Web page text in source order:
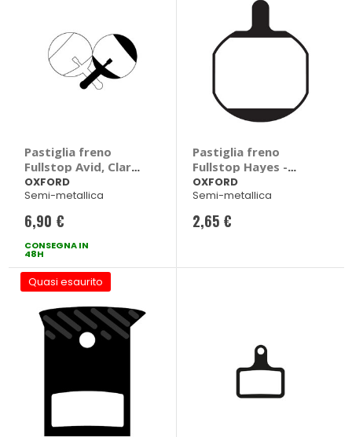
Pastiglia freno
Fullstop Avid, Clarks
- OXFORD
OXFORD
Semi-metallica
6,90 €
CONSEGNA IN
48H
Pastiglia freno
Fullstop Hayes -
OXFORD
OXFORD
Semi-metallica
2,65 €
Quasi esaurito